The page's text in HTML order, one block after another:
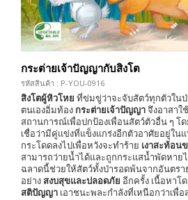
กระต่ายเจ้าปัญญากับสิงโต
รหัสสินค้า : P-YOU-0916
สิงโตผู้หิวโหย ที่ข่มขู่ว่าจะจับสัตว์ทุกตัวใน
ตนเองอิ่มท้องกระต่ายเจ้าปัญญาจึงอาสาใ
สถานการณ์เพื่อปกป้องเพื่อนสัตว์ตัวอื่น ๆ โ
เชื่อว่ามีคู่แข่งที่แข็งแกร่งอีกตัวอาศัยอยู่ใน
กระโดดลงไปเพื่อหวังจะทำร้าย เงาสะท้อน
สามารถว่ายน้ำได้และถูกกระแสน้ำพัดหา
ฉลาดนี้ช่วยให้สัตว์ทั้งป่ารอดพ้นจากอันตร
อย่างสงบสุขและปลอดภัย อีกครั้ง เนื้อหาโ
สติปัญญา เอาชนะพละกำลังที่เหนือกว่าเพื่